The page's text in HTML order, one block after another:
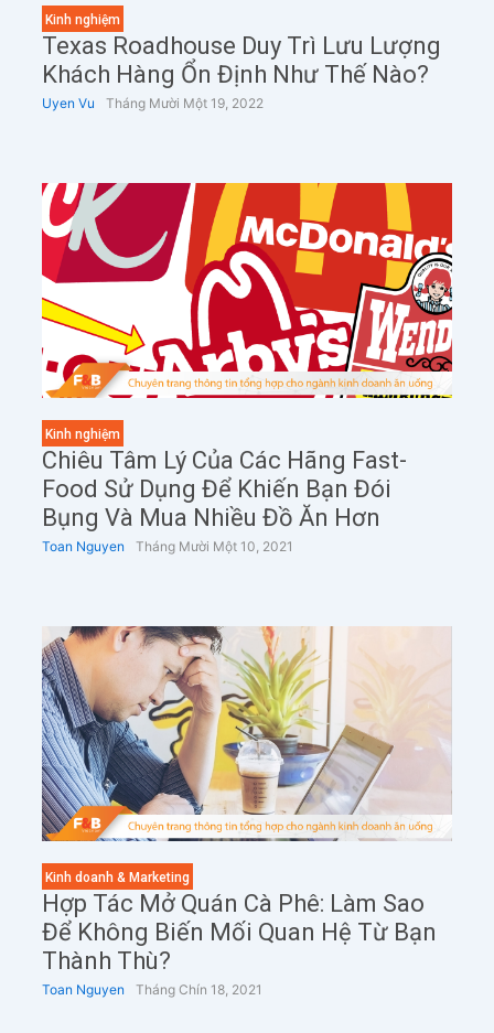
Kinh nghiệm
Texas Roadhouse Duy Trì Lưu Lượng
Khách Hàng Ổn Định Như Thế Nào?
Uyen Vu Tháng Mười Một 19, 2022
Kinh nghiệm
Chiêu Tâm Lý Của Các Hãng Fast-
Food Sử Dụng Để Khiến Bạn Đói
Bụng Và Mua Nhiều Đồ Ăn Hơn
Toan Nguyen Tháng Mười Một 10, 2021
Kinh doanh & Marketing
Hợp Tác Mở Quán Cà Phê: Làm Sao
Để Không Biến Mối Quan Hệ Từ Bạn
Thành Thù?
Toan Nguyen Tháng Chín 18, 2021